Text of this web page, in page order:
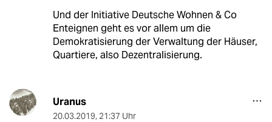
Und der Initiative Deutsche Wohnen & Co
Enteignen geht es vor allem um die
Demokratisierung der Verwaltung der Häuser,
Quartiere, also Dezentralisierung.
Uranus
20.03.2019, 21:37 Uhr